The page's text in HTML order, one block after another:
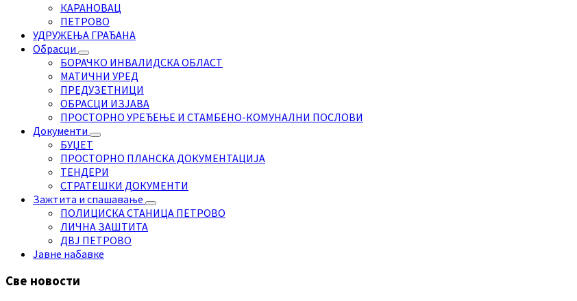
КАРАНОВАЦ
ПЕТРОВО
УДРУЖЕЊА ГРАЂАНА
Обрасци
БОРАЧКО ИНВАЛИДСКА ОБЛАСТ
МАТИЧНИ УРЕД
ПРЕДУЗЕТНИЦИ
ОБРАСЦИ ИЗЈАВА
ПРОСТОРНО УРЕЂЕЊЕ И СТАМБЕНО-КОМУНАЛНИ ПОСЛОВИ
Документи
БУЏЕТ
ПРОСТОРНО ПЛАНСКА ДОКУМЕНТАЦИЈА
ТЕНДЕРИ
СТРАТЕШКИ ДОКУМЕНТИ
Зажтита и спашавање
ПОЛИЦИСКА СТАНИЦА ПЕТРОВО
ЛИЧНА ЗАШТИТА
ДВЈ ПЕТРОВО
Јавне набавке
Све новости